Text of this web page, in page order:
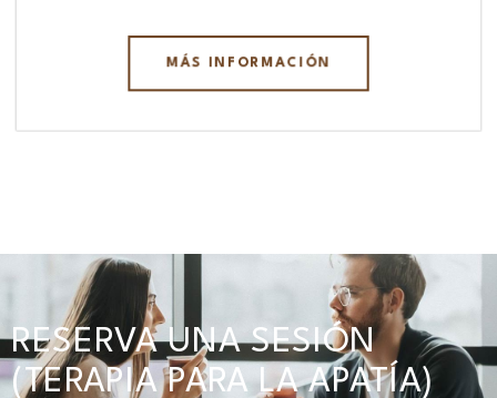
MÁS INFORMACIÓN
RESERVA UNA SESIÓN
(TERAPIA PARA LA APATÍA)